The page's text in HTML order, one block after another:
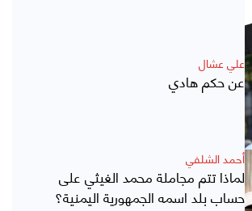
علي عشال
عن حكم هادي
أحمد الشلفي
لماذا تتم مجاملة محمد الغيثي على
حساب بلد اسمه الجمهورية اليمنية؟